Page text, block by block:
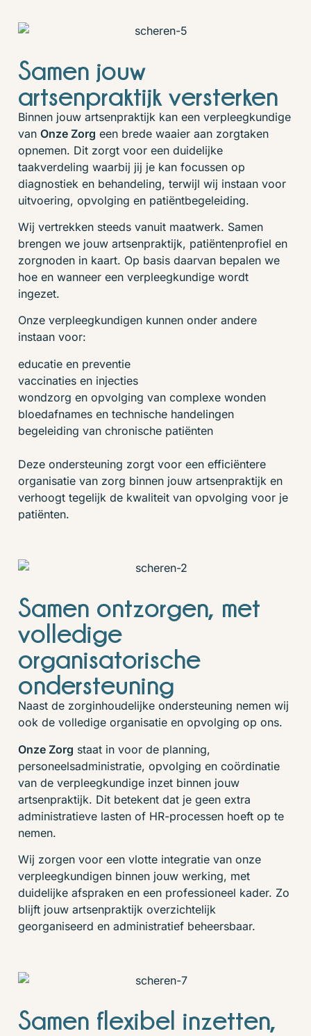
Samen jouw
artsenpraktijk versterken
Binnen jouw artsenpraktijk kan een verpleegkundige
van Onze Zorg een brede waaier aan zorgtaken
opnemen. Dit zorgt voor een duidelijke
taakverdeling waarbij jij je kan focussen op
diagnostiek en behandeling, terwijl wij instaan voor
uitvoering, opvolging en patiëntbegeleiding.
Wij vertrekken steeds vanuit maatwerk. Samen
brengen we jouw artsenpraktijk, patiëntenprofiel en
zorgnoden in kaart. Op basis daarvan bepalen we
hoe en wanneer een verpleegkundige wordt
ingezet.
Onze verpleegkundigen kunnen onder andere
instaan voor:
educatie en preventie
vaccinaties en injecties
wondzorg en opvolging van complexe wonden
bloedafnames en technische handelingen
begeleiding van chronische patiënten
Deze ondersteuning zorgt voor een efficiëntere
organisatie van zorg binnen jouw artsenpraktijk en
verhoogt tegelijk de kwaliteit van opvolging voor je
patiënten.
Samen ontzorgen, met
volledige
organisatorische
ondersteuning
Naast de zorginhoudelijke ondersteuning nemen wij
ook de volledige organisatie en opvolging op ons.
Onze Zorg staat in voor de planning,
personeelsadministratie, opvolging en coördinatie
van de verpleegkundige inzet binnen jouw
artsenpraktijk. Dit betekent dat je geen extra
administratieve lasten of HR-processen hoeft op te
nemen.
Wij zorgen voor een vlotte integratie van onze
verpleegkundigen binnen jouw werking, met
duidelijke afspraken en een professioneel kader. Zo
blijft jouw artsenpraktijk overzichtelijk
georganiseerd en administratief beheersbaar.
Samen flexibel inzetten,